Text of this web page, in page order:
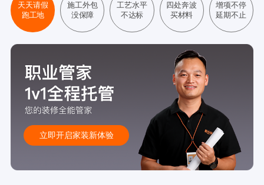
天天请假
跑工地
施工外包
没保障
工艺水平
不达标
四处奔波
买材料
增项不停
延期不止
立即开启家装新体验